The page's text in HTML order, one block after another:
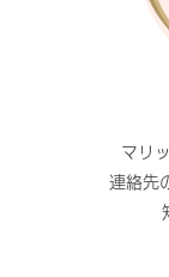
マリ
連絡先